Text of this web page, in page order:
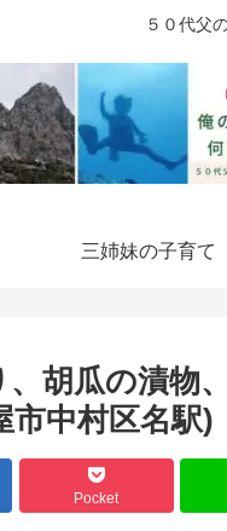
５０代父
三姉妹の子育て
胡瓜の漬物
市中村区名駅)
Pocket